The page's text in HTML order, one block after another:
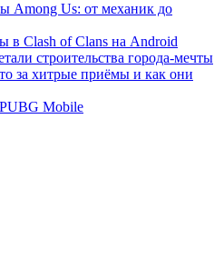
Among Us: от механик до
в Clash of Clans на Android
строительства города-мечты
за хитрые приёмы и как они
Mobile